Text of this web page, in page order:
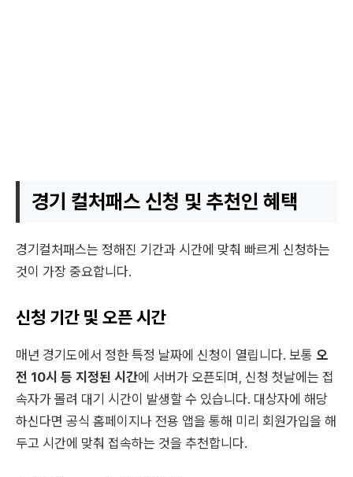
경기 컬처패스 신청 및 추천인 혜택
경기컬처패스는 정해진 기간과 시간에 맞춰 빠르게 신청하는
것이 가장 중요합니다.
신청 기간 및 오픈 시간
매년 경기도에서 정한 특정 날짜에 신청이 열립니다. 보통 오
전 10시 등 지정된 시간에 서버가 오픈되며, 신청 첫날에는 접
속자가 몰려 대기 시간이 발생할 수 있습니다. 대상자에 해당
하신다면 공식 홈페이지나 전용 앱을 통해 미리 회원가입을 해
두고 시간에 맞춰 접속하는 것을 추천합니다.